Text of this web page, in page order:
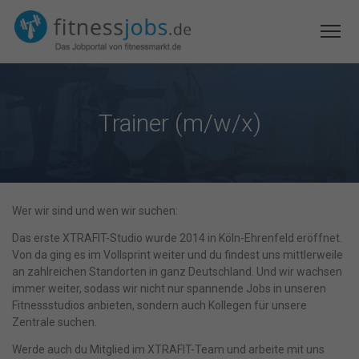
Trainer (m/w/x)
Wer wir sind und wen wir suchen:
Das erste XTRAFIT-Studio wurde 2014 in Köln-Ehrenfeld eröffnet.
Von da ging es im Vollsprint weiter und du findest uns mittlerweile
an zahlreichen Standorten in ganz Deutschland. Und wir wachsen
immer weiter, sodass wir nicht nur spannende Jobs in unseren
Fitnessstudios anbieten, sondern auch Kollegen für unsere
Zentrale suchen.
Werde auch du Mitglied im XTRAFIT-Team und arbeite mit uns